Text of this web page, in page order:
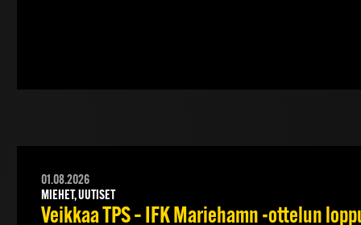
01.08.2026
MIEHET, UUTISET
Veikkaa TPS – IFK Mariehamn -ottelun